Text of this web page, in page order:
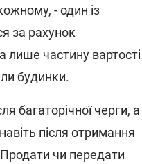
- один із
за рахунок
частину вартості
будинки.
багаторічної черги, а
після отримання
чи передати